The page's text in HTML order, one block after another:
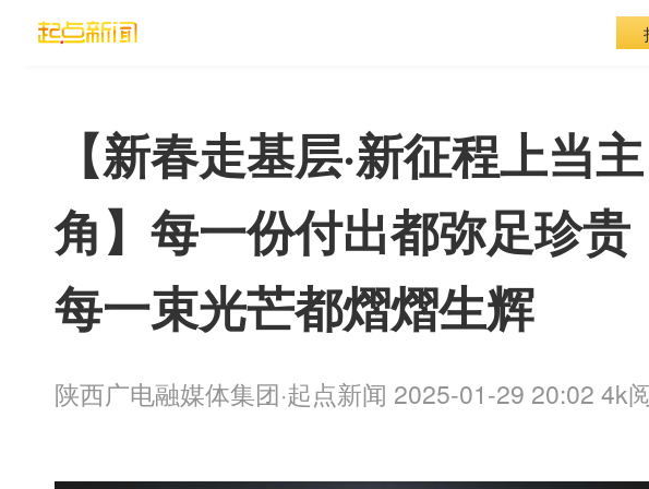
【新春走基层·新征程上当主
角】每一份付出都弥足珍贵
每一束光芒都熠熠生辉
陕西广电融媒体集团·起点新闻 2025-01-29 20:02 4k